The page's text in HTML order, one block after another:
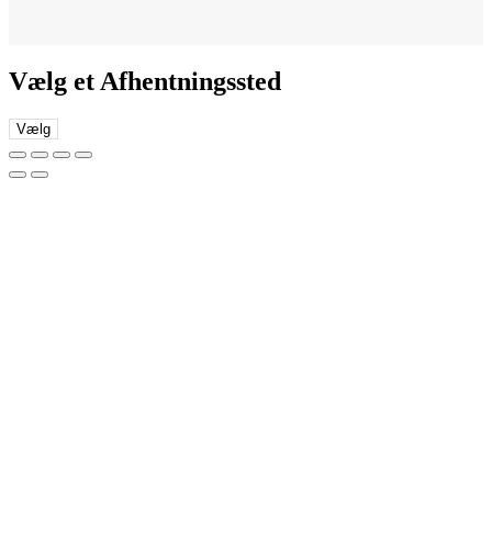
Vælg et Afhentningssted
Vælg